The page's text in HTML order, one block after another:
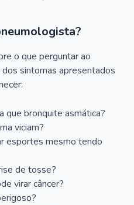
o que perguntar ao
sintomas apresentados
que bronquite asmática?
viciam?
esportes mesmo tendo
de tosse?
virar câncer?